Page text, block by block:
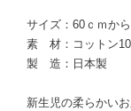
サイズ：60ｃｍか
素 材：コットン
製 造：日本製
新生児の柔らかい